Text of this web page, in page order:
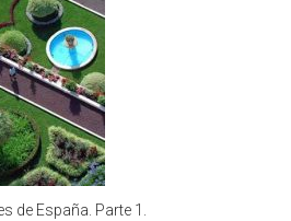
de España. Parte 1.